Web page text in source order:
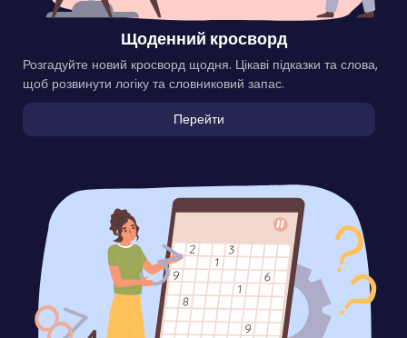
Щоденний кросворд
Розгадуйте новий кросворд щодня. Цікаві підказки та слова,
щоб розвинути логіку та словниковий запас.
Перейти